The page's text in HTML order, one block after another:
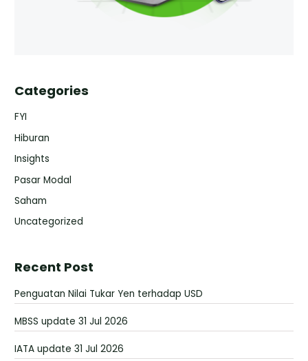
Categories
FYI
Hiburan
Insights
Pasar Modal
Saham
Uncategorized
Recent Post
Penguatan Nilai Tukar Yen terhadap USD
MBSS update 31 Jul 2026
IATA update 31 Jul 2026